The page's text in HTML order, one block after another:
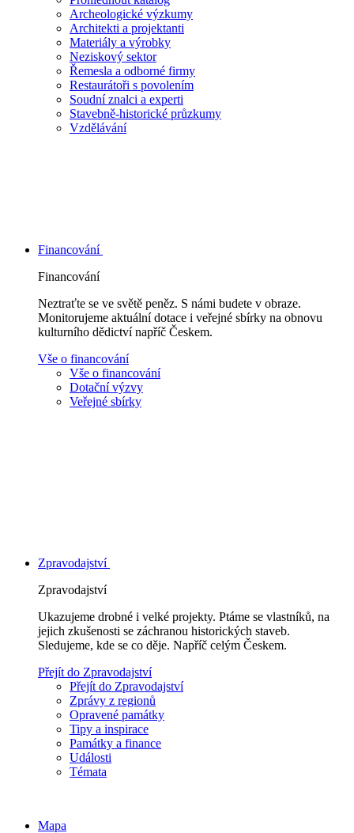
Archeologické výzkumy
Architekti a projektanti
Materiály a výrobky
Neziskový sektor
Řemesla a odborné firmy
Restaurátoři s povolením
Soudní znalci a experti
Stavebně-historické průzkumy
Vzdělávání
Financování
Financování
Neztraťte se ve světě peněz. S námi budete v obraze.
Monitorujeme aktuální dotace i veřejné sbírky na obnovu
kulturního dědictví napříč Českem.
Vše o financování
Vše o financování
Dotační výzvy
Veřejné sbírky
Zpravodajství
Zpravodajství
Ukazujeme drobné i velké projekty. Ptáme se vlastníků, na
jejich zkušenosti se záchranou historických staveb.
Sledujeme, kde se co děje. Napříč celým Českem.
Přejít do Zpravodajství
Přejít do Zpravodajství
Zprávy z regionů
Opravené památky
Tipy a inspirace
Památky a finance
Události
Témata
Mapa